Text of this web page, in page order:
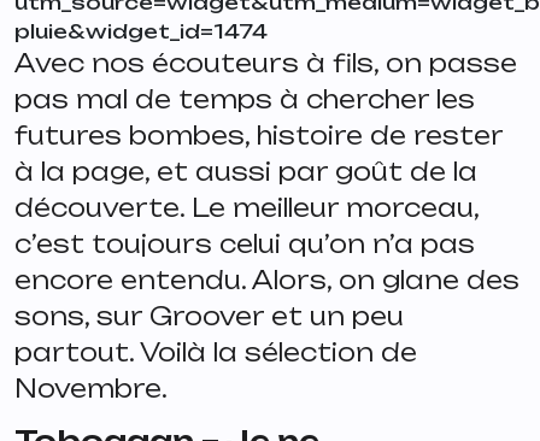
pluie&widget_id=1474
Avec nos écouteurs à fils, on passe
pas mal de temps à chercher les
futures bombes, histoire de rester
à la page, et aussi par goût de la
découverte. Le meilleur morceau,
c’est toujours celui qu’on n’a pas
encore entendu. Alors, on glane des
sons, sur Groover et un peu
partout. Voilà la sélection de
Novembre.